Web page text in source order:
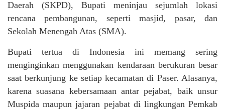
Daerah (SKPD), Bupati meninjau sejumlah lokasi
rencana pembangunan, seperti masjid, pasar, dan
Sekolah Menengah Atas (SMA).
Bupati tertua di Indonesia ini memang sering
menginginkan menggunakan kendaraan berukuran besar
saat berkunjung ke setiap kecamatan di Paser. Alasanya,
karena suasana kebersamaan antar pejabat, baik unsur
Muspida maupun jajaran pejabat di lingkungan Pemkab